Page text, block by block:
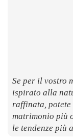
Se per il vostro
ispirato alla
raffinata, potete
matrimonio più
le tendenze più